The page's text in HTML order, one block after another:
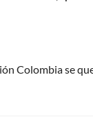
Colombia se